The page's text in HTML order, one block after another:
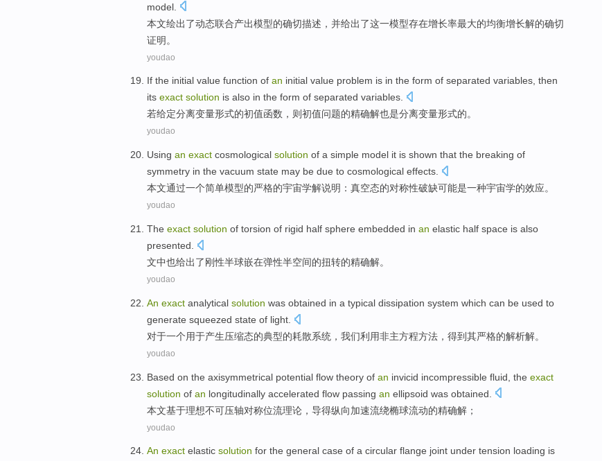
model.
本文绘出了动态联合产出模型的确切描述 ， 并给出了这一模型存在增长率最大的均衡增长解的确切
证明。
youdao
If the initial value function of an initial value problem is in the form of separated variables, then
its exact solution is also in the form of separated variables.
若给定分离变量形式的初值函数 ， 则初值问题的精确解也是分离变量形式的。
youdao
Using an exact cosmological solution of a simple model it is shown that the breaking of
symmetry in the vacuum state may be due to cosmological effects.
本文通过一个简单模型的严格的宇宙学解说明 ： 真空态的对称性破缺可能是一种宇宙学的效应。
youdao
The exact solution of torsion of rigid half sphere embedded in an elastic half space is also
presented
文中也给出了刚性半球嵌在弹性半空间的扭转的精确解。
youdao
An exact analytical solution was obtained in a typical dissipation system which can be used to
generate squeezed state of light.
对于一个用于产生压缩态的典型的耗散系统 ，我们利用非主方程方法， 得到其严格的解析解。
youdao
Based on the axisymmetrical potential flow theory of an invicid incompressible fluid , the exact
solution of an longitudinally accelerated flow passing an ellipsoid was obtained
本文基于理想不可压轴对称位流理论 ，导得纵向加速流绕椭球流动的精确解 ；
youdao
An exact elastic solution for the general case of a circular flange joint under tension loading is